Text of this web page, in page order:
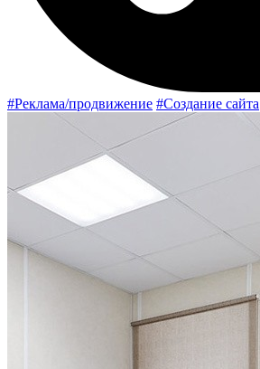
#Реклама/продвижение #Создание сайта